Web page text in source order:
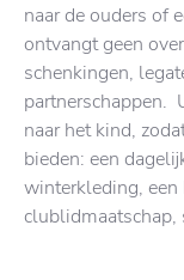
naar de ouders of
ontvangt geen
schenkingen,
partnerschappen.
naar het kind,
bieden: een
winterkleding, een